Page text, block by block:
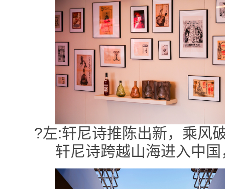
?左:轩尼诗推陈出新，乘风
轩尼诗跨越山海进入中